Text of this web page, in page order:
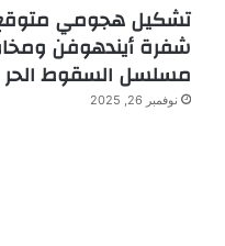
تشكيل هجومي
شفرة أيندهوفن
مسلسل السقوط الحر
نوفمبر 26, 2025